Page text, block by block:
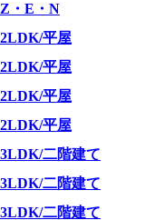
Z・E・N
2LDK/平屋
2LDK/平屋
2LDK/平屋
2LDK/平屋
3LDK/二階建て
3LDK/二階建て
3LDK/二階建て